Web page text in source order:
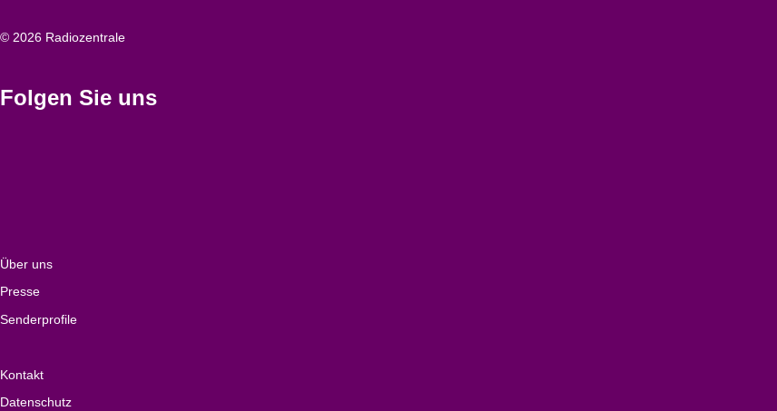
© 2026 Radiozentrale
Folgen Sie uns
Über uns
Presse
Senderprofile
Kontakt
Datenschutz